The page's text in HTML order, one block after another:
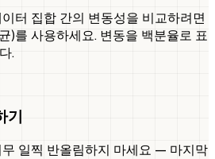
터 집합 간의 변동성을 비교하려면
)를 사용하세요. 변동을 백분율로 표
.
일찍 반올림하지 마세요 — 마지막